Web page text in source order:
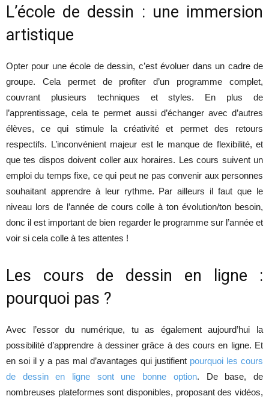
L’école de dessin : une immersion
artistique
Opter pour une école de dessin, c’est évoluer dans un cadre de
groupe. Cela permet de profiter d’un programme complet,
couvrant plusieurs techniques et styles. En plus de
l’apprentissage, cela te permet aussi d’échanger avec d’autres
élèves, ce qui stimule la créativité et permet des retours
respectifs. L’inconvénient majeur est le manque de flexibilité, et
que tes dispos doivent coller aux horaires. Les cours suivent un
emploi du temps fixe, ce qui peut ne pas convenir aux personnes
souhaitant apprendre à leur rythme. Par ailleurs il faut que le
niveau lors de l’année de cours colle à ton évolution/ton besoin,
donc il est important de bien regarder le programme sur l’année et
voir si cela colle à tes attentes !
Les cours de dessin en ligne :
pourquoi pas ?
Avec l’essor du numérique, tu as également aujourd’hui la
possibilité d’apprendre à dessiner grâce à des cours en ligne. Et
en soi il y a pas mal d’avantages qui justifient pourquoi les cours
de dessin en ligne sont une bonne option. De base, de
nombreuses plateformes sont disponibles, proposant des vidéos,